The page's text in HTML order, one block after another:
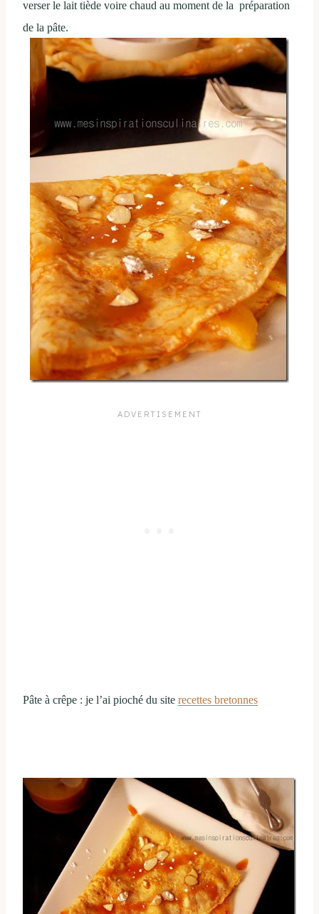
verser le lait tiède voire chaud au moment de la préparation
de la pâte.
Pâte à crêpe : je l’ai pioché du site recettes bretonnes